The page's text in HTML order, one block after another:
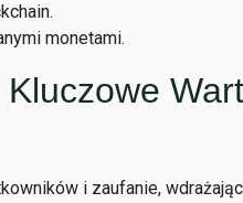
monetami.
i zaufanie,